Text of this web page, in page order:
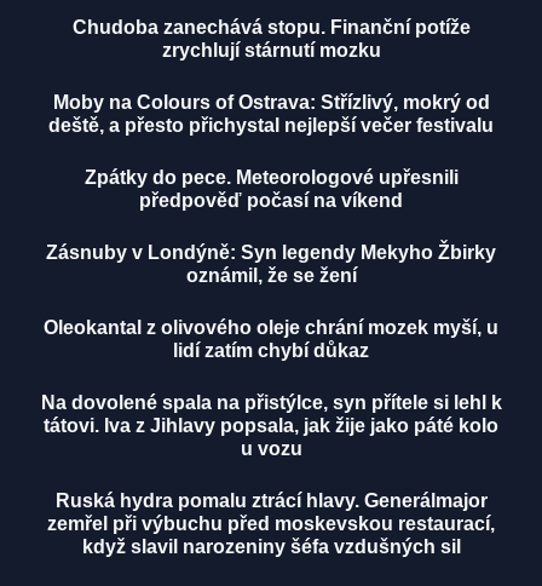
Chudoba zanechává stopu. Finanční potíže
zrychlují stárnutí mozku
Moby na Colours of Ostrava: Střízlivý, mokrý od
deště, a přesto přichystal nejlepší večer festivalu
Zpátky do pece. Meteorologové upřesnili
předpověď počasí na víkend
Zásnuby v Londýně: Syn legendy Mekyho Žbirky
oznámil, že se žení
Oleokantal z olivového oleje chrání mozek myší, u
lidí zatím chybí důkaz
Na dovolené spala na přistýlce, syn přítele si lehl k
tátovi. Iva z Jihlavy popsala, jak žije jako páté kolo
u vozu
Ruská hydra pomalu ztrácí hlavy. Generálmajor
zemřel při výbuchu před moskevskou restaurací,
když slavil narozeniny šéfa vzdušných sil